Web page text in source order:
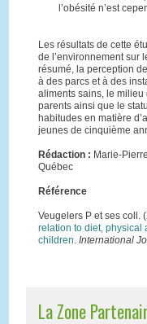
l’obésité n’est
Les résultats de cette
de l’environnement sur
résumé, la perception
à des parcs et à des
aliments sains, le
parents ainsi que le
habitudes en matière
jeunes de cinquième
Rédaction : Marie-
Québec
Référence
Veugelers P et ses coll.
relation to diet, physical
children. International
La Zone